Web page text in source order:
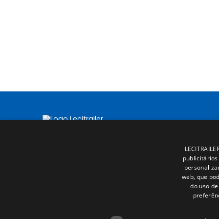
web, que
do uso